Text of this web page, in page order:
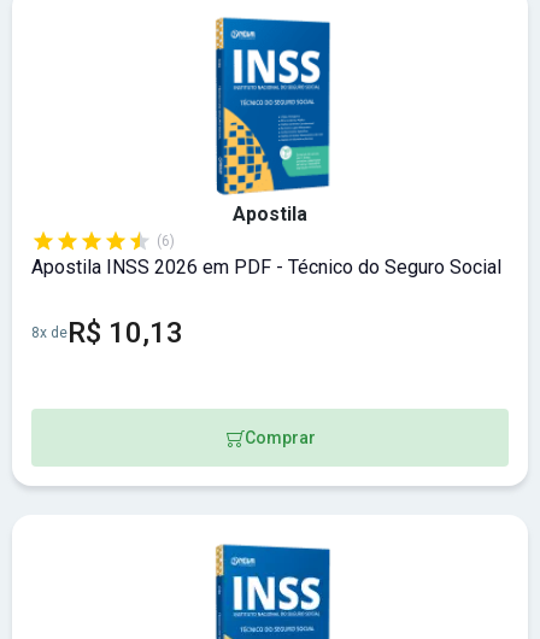
Apostila
(6)
Apostila INSS 2026 em PDF - Técnico do Seguro Social
8x deR$ 10,13
Comprar